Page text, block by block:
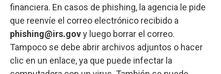
financiera. En casos de phishing, la agencia le pide
que reenvíe el correo electrónico recibido a
phishing@irs.govy luego borrar el correo.
Tampoco se debe abrir archivos adjuntos o hacer
clic en un enlace, ya que puede infectar la